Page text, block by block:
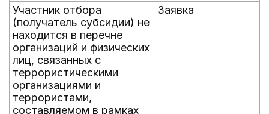
Участник отбора
(получатель субсидии) не
находится в перечне
организаций и физических
лиц, связанных с
террористическими
организациями и
террористами,
составляемом в рамках
Заявка